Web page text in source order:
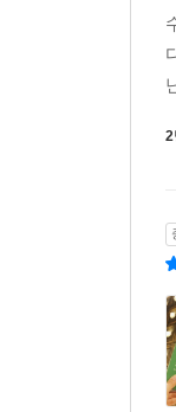
커
활
세
상
하
데
합
이
2